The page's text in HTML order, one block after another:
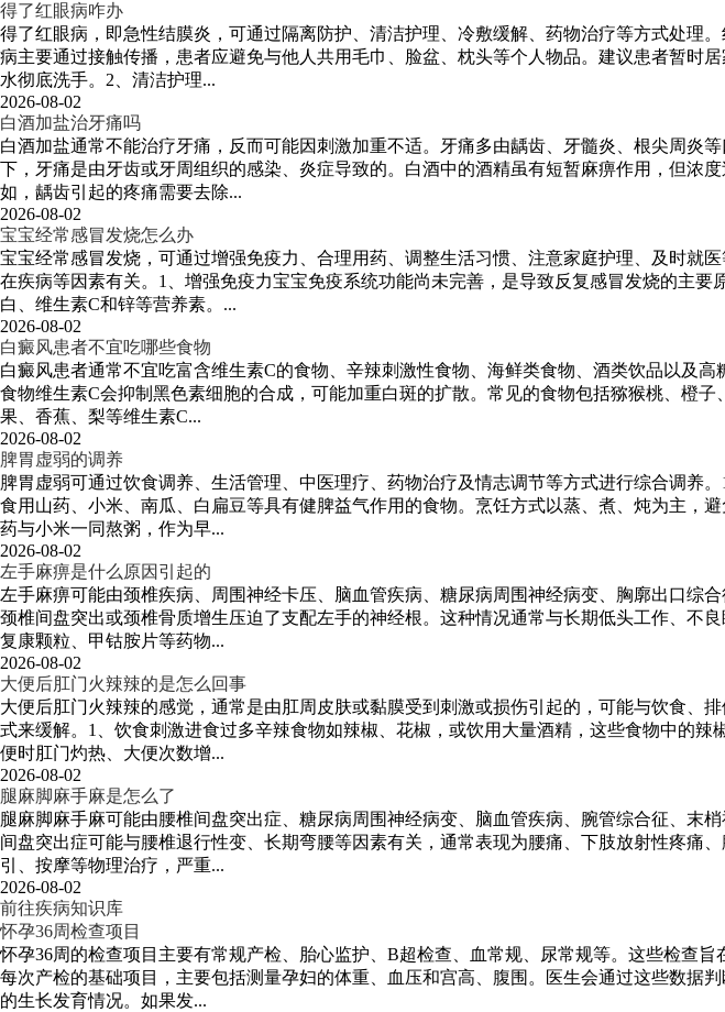
得了红眼病咋办
得了红眼病，即急性结膜炎，可通过隔离防护、清洁护理、冷敷缓解、药物治疗等方式处理
病主要通过接触传播，患者应避免与他人共用毛巾、脸盆、枕头等个人物品。建议患者暂时
水彻底洗手。2、清洁护理...
2026-08-02
白酒加盐治牙痛吗
白酒加盐通常不能治疗牙痛，反而可能因刺激加重不适。牙痛多由龋齿、牙髓炎、根尖周炎
下，牙痛是由牙齿或牙周组织的感染、炎症导致的。白酒中的酒精虽有短暂麻痹作用，但浓
如，龋齿引起的疼痛需要去除...
2026-08-02
宝宝经常感冒发烧怎么办
宝宝经常感冒发烧，可通过增强免疫力、合理用药、调整生活习惯、注意家庭护理、及时就
在疾病等因素有关。1、增强免疫力宝宝免疫系统功能尚未完善，是导致反复感冒发烧的主
白、维生素C和锌等营养素。...
2026-08-02
白癜风患者不宜吃哪些食物
白癜风患者通常不宜吃富含维生素C的食物、辛辣刺激性食物、海鲜类食物、酒类饮品以及
食物维生素C会抑制黑色素细胞的合成，可能加重白斑的扩散。常见的食物包括猕猴桃、橙
果、香蕉、梨等维生素C...
2026-08-02
脾胃虚弱的调养
脾胃虚弱可通过饮食调养、生活管理、中医理疗、药物治疗及情志调节等方式进行综合调养
食用山药、小米、南瓜、白扁豆等具有健脾益气作用的食物。烹饪方式以蒸、煮、炖为主，
药与小米一同熬粥，作为早...
2026-08-02
左手麻痹是什么原因引起的
左手麻痹可能由颈椎疾病、周围神经卡压、脑血管疾病、糖尿病周围神经病变、胸廓出口综
颈椎间盘突出或颈椎骨质增生压迫了支配左手的神经根。这种情况通常与长期低头工作、不
复康颗粒、甲钴胺片等药物...
2026-08-02
大便后肛门火辣辣的是怎么回事
大便后肛门火辣辣的感觉，通常是由肛周皮肤或黏膜受到刺激或损伤引起的，可能与饮食、
式来缓解。1、饮食刺激进食过多辛辣食物如辣椒、花椒，或饮用大量酒精，这些食物中的
便时肛门灼热、大便次数增...
2026-08-02
腿麻脚麻手麻是怎么了
腿麻脚麻手麻可能由腰椎间盘突出症、糖尿病周围神经病变、脑血管疾病、腕管综合征、末
间盘突出症可能与腰椎退行性变、长期弯腰等因素有关，通常表现为腰痛、下肢放射性疼痛
引、按摩等物理治疗，严重...
2026-08-02
前往疾病知识库
怀孕36周检查项目
怀孕36周的检查项目主要有常规产检、胎心监护、B超检查、血常规、尿常规等。这些检查
每次产检的基础项目，主要包括测量孕妇的体重、血压和宫高、腹围。医生会通过这些数据
的生长发育情况。如果发...